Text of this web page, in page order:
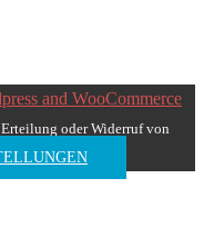
oder Widerruf von